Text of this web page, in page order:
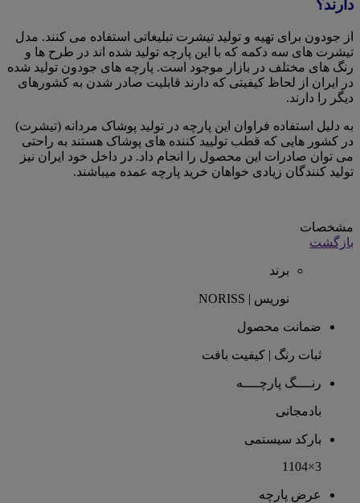
دارند؟
از جودون برای تهیه و تولید تیشرت تبلیغاتی استفاده می کنند. مدل
تیشرت های سه دکمه که با این پارچه تولید شده اند در طرح ها و
رنگ های مختلف در بازار موجود است. پارچه های جودون تولید شده
در ایران از لحاظ کیفیتی که دارند قابلیت صادر شدن به کشورهای
دیگر را دارند.
به دلیل استفاده فراوان این پارچه در تولید پوشاک مردانه (تیشرت)
در کشور هایی که قطب تولیید کننده های پوشاک هستند به راحتی
می توان صادرات این محصول را انجام داد. در داخل خود ایران نیز
تولید کنندگان زیادی خواهان خرید پارچه عمده میباشند.
مشخصات
بازگشت
برند
نوریس | NORISS
ضمانت محصول
ثبات رنگ | کیفیت بافت
رنــــگ پارچــــه
بادمجانی
بارکد سیستمی
3×1104
عرض پارچه